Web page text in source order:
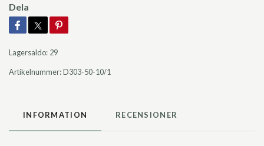
Dela
Lagersaldo: 29
Artikelnummer:D303-50-10/1
INFORMATION RECENSIONER